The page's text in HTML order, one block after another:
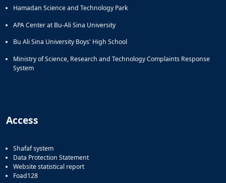
Hamadan Science and Technology Park
APA Center at Bu-Ali Sina University
Bu Ali Sina University Boys' High School
Ministry of Science, Research and Technology Complaints Response
System
Access
Shafaf system
Data Protection Statement
Website statistical report
Foad128